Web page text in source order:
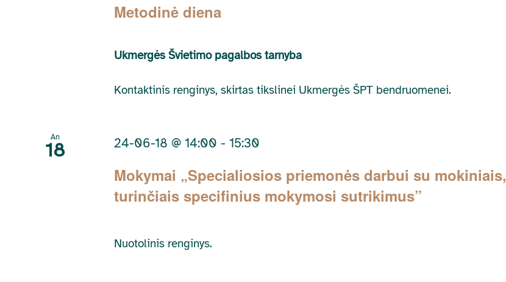
Metodinė diena
Ukmergės Švietimo pagalbos tarnyba
Kontaktinis renginys, skirtas tikslinei Ukmergės ŠPT bendruomenei.
An
18
Mokymai „Specialiosios priemonės darbui su mokiniais,
turinčiais specifinius mokymosi sutrikimus”
24-06-18 @ 14:00 -15:30
Nuotolinis renginys.